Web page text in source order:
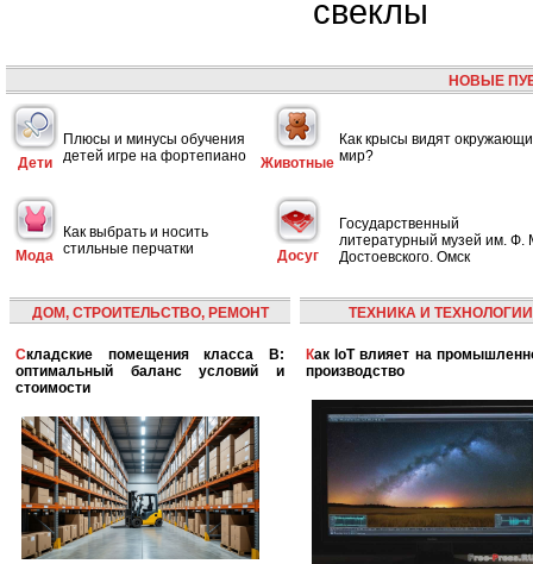
свеклы
НОВЫЕ
Дети
Плюсы и минусы обучения
детей игре на фортепиано
Животные
Как крысы видят
мир?
Мода
Как выбрать и носить
стильные перчатки
Досуг
Государственный
литературный музей им. Ф.
Достоевского. Омск
ДОМ, СТРОИТЕЛЬСТВО, РЕМОНТ
Складские помещения класса B:
оптимальный баланс условий и
стоимости
ТЕХНИКА И ТЕХНОЛОГИИ
Как IoT влияет на промышленность и
производство